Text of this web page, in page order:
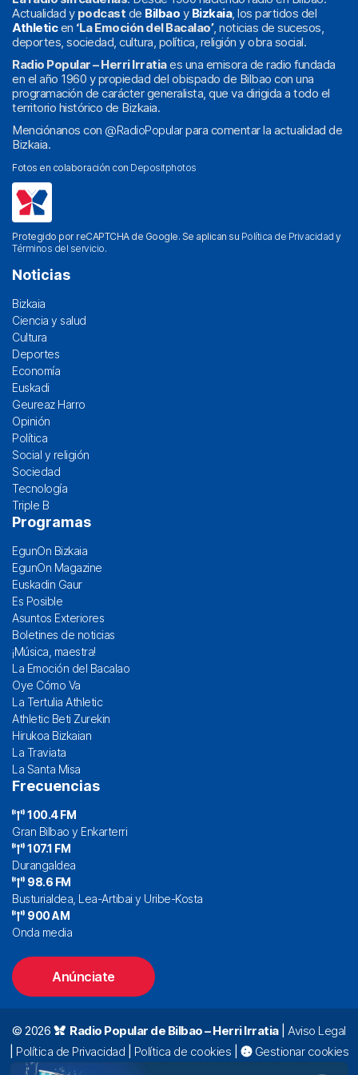
Actualidad y podcast de Bilbao y Bizkaia, los partidos del
Athleticen ‘La Emoción del Bacalao’, noticias de sucesos,
deportes, sociedad, cultura, política, religión y obra social.
Radio Popular – Herri Irratiaes una emisora de radio fundada
en el año 1960 y propiedad del obispado de Bilbao con una
programación de carácter generalista, que va dirigida a todo el
territorio histórico de Bizkaia.
Menciónanos con @RadioPopularpara comentar la actualidad de
Bizkaia.
Fotos en colaboración con Depositphotos
Protegido por reCAPTCHA de Google. Se aplican su Política de Privacidad y
Términos del servicio.
Noticias
Bizkaia
Ciencia y salud
Cultura
Deportes
Economía
Euskadi
Geureaz Harro
Opinión
Política
Social y religión
Sociedad
Tecnología
Triple B
Programas
EgunOn Bizkaia
EgunOn Magazine
Euskadin Gaur
Es Posible
Asuntos Exteriores
Boletines de noticias
¡Música, maestra!
La Emoción del Bacalao
Oye Cómo Va
La Tertulia Athletic
Athletic Beti Zurekin
Hirukoa Bizkaian
La Traviata
La Santa Misa
Frecuencias
100.4 FM
Gran Bilbao y Enkarterri
107.1 FM
Durangaldea
98.6 FM
Busturialdea, Lea-Artibai y Uribe-Kosta
900 AM
Onda media
Anúnciate
© 2026 Radio Popular de Bilbao – Herri Irratia|Aviso Legal
Política de Privacidad Política de cookies
Gestionar cookies